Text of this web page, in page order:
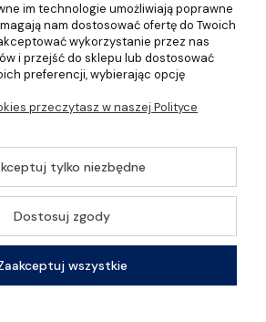
O nas
Zastrzeżone | Gastrosklep |
restauracji oraz barów
Master byEcommercy
pełną wersję strony
internetowy Shoper Premium
im technologie umożliwiają poprawne
nam dostosować ofertę do Twoich
wykorzystanie przez nas
i przejść do sklepu lub dostosować
preferencji, wybierając opcję
przeczytasz w naszej Polityce
tylko niezbędne
Dostosuj zgody
wszystkie